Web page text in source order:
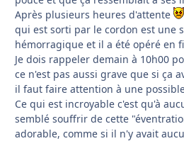
Après plusieurs heures d'attente
qui est sorti par le cordon est une
hémorragique et il a été opéré en
Je dois rappeler demain à 10h00
ce n'est pas aussi grave que si ça
il faut faire attention à une
Ce qui est incroyable c'est qu'à
semblé souffrir de cette
adorable, comme si il n'y avait